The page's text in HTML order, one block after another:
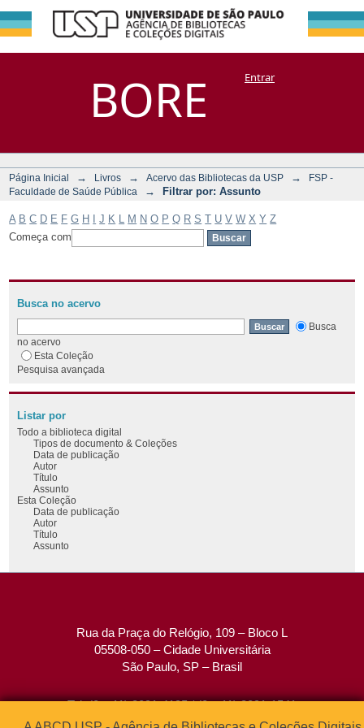
BORE
Filtrar por:
Assunto
DSpace/Manakin + CoriscoEntrar
Página Inicial → Livros → Acervo das Bibliotecas da USP →
FSP -
Faculdade de Saúde Pública
→ Filtrar por: Assunto
A B C D E F G H J K M N O P Q R S T U V W X Y Z
Começa com
Busca no acervo
Busca
no acervo
Esta Coleção
Pesquisa avançada
Listar por
Todo a biblioteca digital
Tipos de documento & Coleções
Data de publicação
Autor
Título
Assunto
Esta Coleção
Data de publicação
Autor
Título
Assunto
Rua da Praça do Relógio, 109 – Bloco L
05508-050 – Cidade Universitária
São Paulo, SP – Brasil
Tel: (0xx11) 3091-4195 / (0xx11) 3091-1541
Fax: (0xx11) 3091-1567